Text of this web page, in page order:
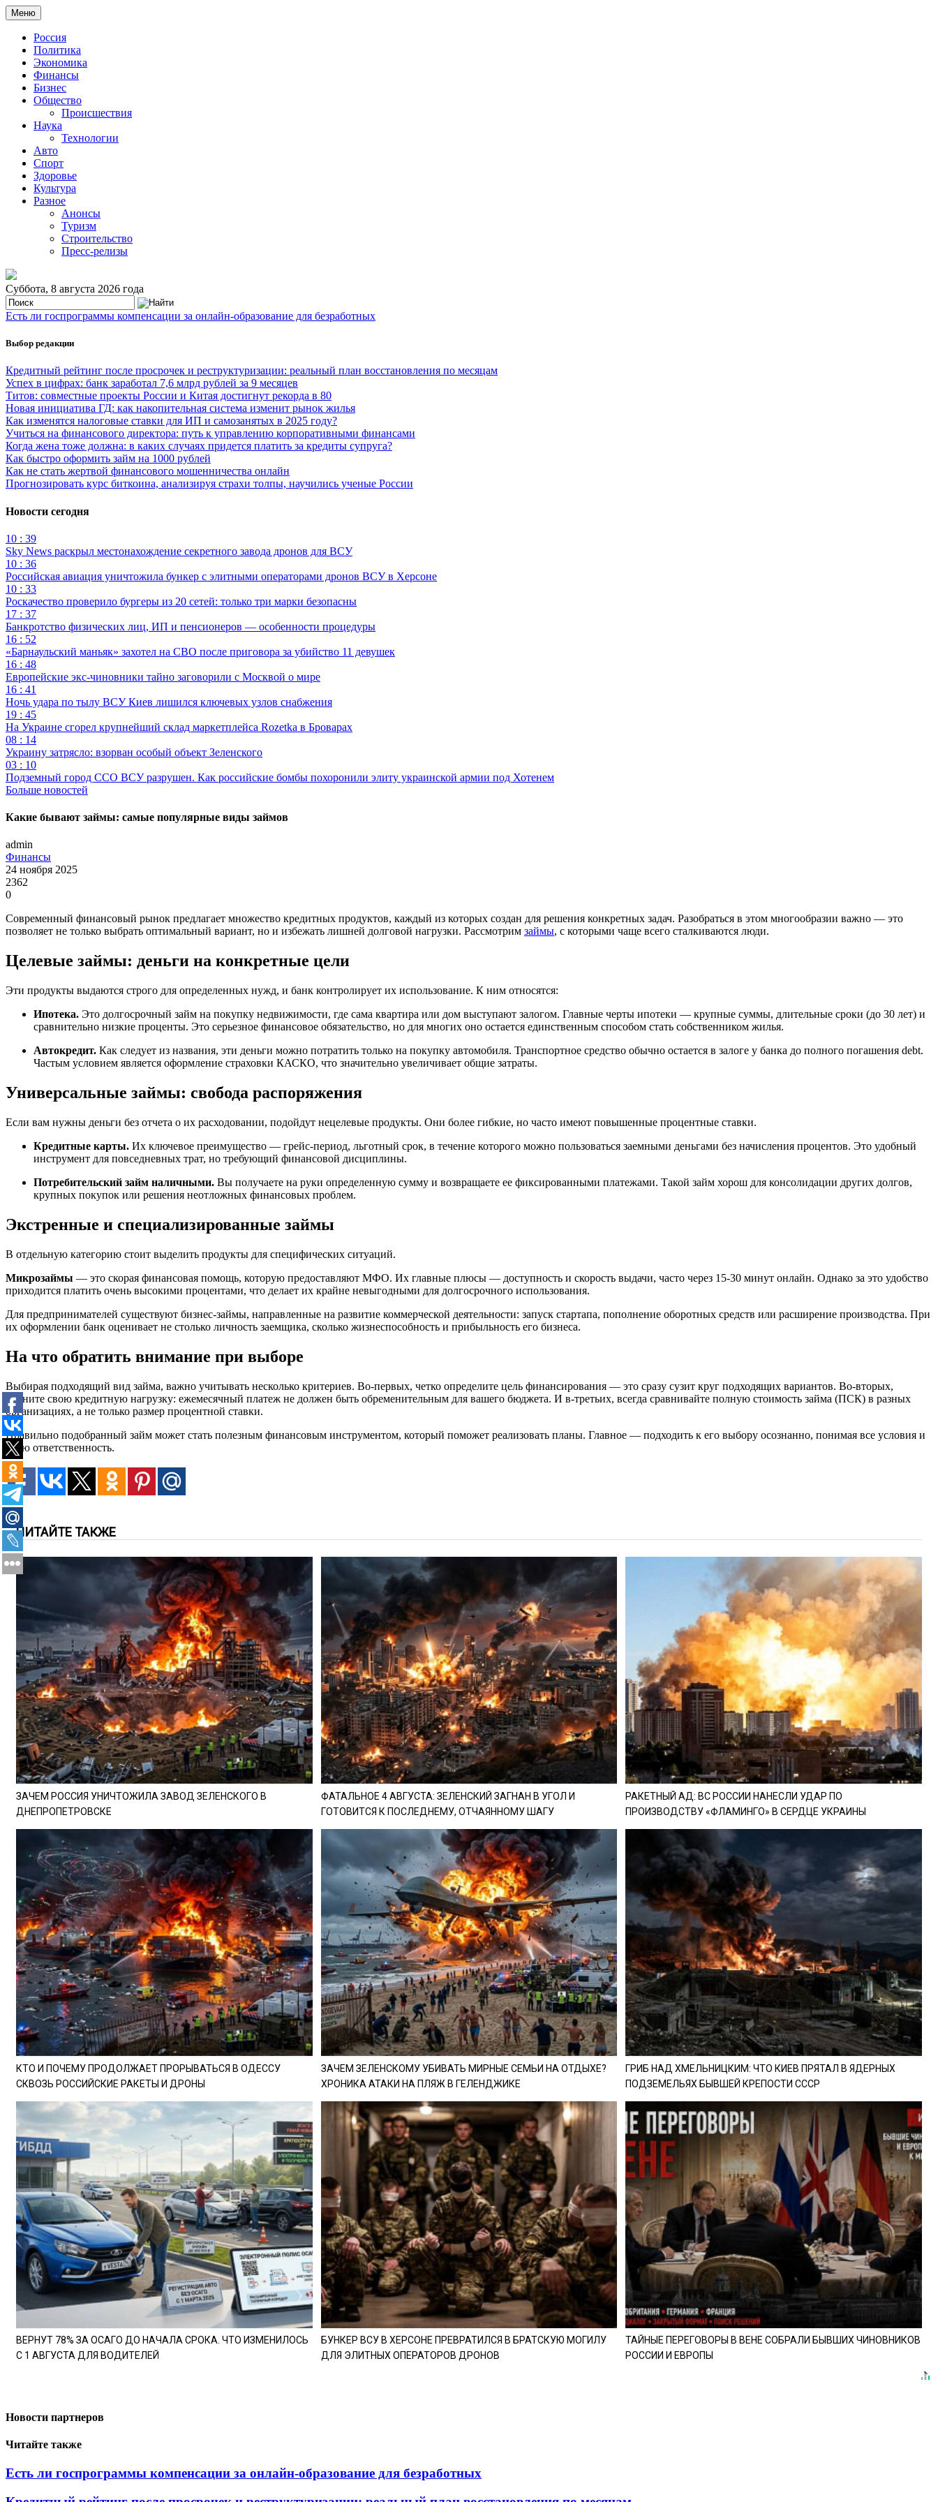
Меню
Россия
Политика
Экономика
Финансы
Бизнес
Общество
Происшествия
Наука
Технологии
Авто
Спорт
Здоровье
Культура
Разное
Анонсы
Туризм
Строительство
Пресс-релизы
Суббота, 8 августа 2026 года
Есть ли госпрограммы компенсации за онлайн-образование для безработных
Выбор редакции
Кредитный рейтинг после просрочек и реструктуризации: реальный план восстановления по месяцам
Успех в цифрах: банк заработал 7,6 млрд рублей за 9 месяцев
Титов: совместные проекты России и Китая достигнут рекорда в 80
Новая инициатива ГД: как накопительная система изменит рынок жилья
Как изменятся налоговые ставки для ИП и самозанятых в 2025 году?
Учиться на финансового директора: путь к управлению корпоративными финансами
Когда жена тоже должна: в каких случаях придется платить за кредиты супруга?
Как быстро оформить займ на 1000 рублей
Как не стать жертвой финансового мошенничества онлайн
Прогнозировать курс биткоина, анализируя страхи толпы, научились ученые России
Новости сегодня
10 : 39
Sky News раскрыл местонахождение секретного завода дронов для ВСУ
10 : 36
Российская авиация уничтожила бункер с элитными операторами дронов ВСУ в Херсоне
10 : 33
Роскачество проверило бургеры из 20 сетей: только три марки безопасны
17 : 37
Банкротство физических лиц, ИП и пенсионеров — особенности процедуры
16 : 52
«Барнаульский маньяк» захотел на СВО после приговора за убийство 11 девушек
16 : 48
Европейские экс-чиновники тайно заговорили с Москвой о мире
16 : 41
Ночь удара по тылу ВСУ Киев лишился ключевых узлов снабжения
19 : 45
На Украине сгорел крупнейший склад маркетплейса Rozetka в Броварах
08 : 14
Украину затрясло: взорван особый объект Зеленского
03 : 10
Подземный город ССО ВСУ разрушен. Как российские бомбы похоронили элиту украинской армии под Хотенем
Больше новостей
Какие бывают займы: самые популярные виды займов
admin
Финансы
24 ноября 2025
2362
0
Современный финансовый рынок предлагает множество кредитных продуктов, каждый из которых создан для решения конкретных задач. Разобраться в этом многообразии важно — это
позволяет не только выбрать оптимальный вариант, но и избежать лишней долговой нагрузки. Рассмотрим займы, с которыми чаще всего сталкиваются люди.
Целевые займы: деньги на конкретные цели
Эти продукты выдаются строго для определенных нужд, и банк контролирует их использование. К ним относятся:
Ипотека. Это долгосрочный займ на покупку недвижимости, где сама квартира или дом выступают залогом. Главные черты ипотеки — крупные суммы, длительные сроки (до 30 лет) и
сравнительно низкие проценты. Это серьезное финансовое обязательство, но для многих оно остается единственным способом стать собственником жилья.
Автокредит. Как следует из названия, эти деньги можно потратить только на покупку автомобиля. Транспортное средство обычно остается в залоге у банка до полного погашения debt.
Частым условием является оформление страховки КАСКО, что значительно увеличивает общие затраты.
Универсальные займы: свобода распоряжения
Если вам нужны деньги без отчета о их расходовании, подойдут нецелевые продукты. Они более гибкие, но часто имеют повышенные процентные ставки.
Кредитные карты. Их ключевое преимущество — грейс-период, льготный срок, в течение которого можно пользоваться заемными деньгами без начисления процентов. Это удобный
инструмент для повседневных трат, но требующий финансовой дисциплины.
Потребительский займ наличными. Вы получаете на руки определенную сумму и возвращаете ее фиксированными платежами. Такой займ хорош для консолидации других долгов,
крупных покупок или решения неотложных финансовых проблем.
Экстренные и специализированные займы
В отдельную категорию стоит выделить продукты для специфических ситуаций.
Микрозаймы — это скорая финансовая помощь, которую предоставляют МФО. Их главные плюсы — доступность и скорость выдачи, часто через 15-30 минут онлайн. Однако за это удобство
приходится платить очень высокими процентами, что делает их крайне невыгодными для долгосрочного использования.
Для предпринимателей существуют бизнес-займы, направленные на развитие коммерческой деятельности: запуск стартапа, пополнение оборотных средств или расширение производства. При
их оформлении банк оценивает не столько личность заемщика, сколько жизнеспособность и прибыльность его бизнеса.
На что обратить внимание при выборе
Выбирая подходящий вид займа, важно учитывать несколько критериев. Во-первых, четко определите цель финансирования — это сразу сузит круг подходящих вариантов. Во-вторых,
оцените свою кредитную нагрузку: ежемесячный платеж не должен быть обременительным для вашего бюджета. И в-третьих, всегда сравнивайте полную стоимость займа (ПСК) в разных
организациях, а не только размер процентной ставки.
Правильно подобранный займ может стать полезным финансовым инструментом, который поможет реализовать планы. Главное — подходить к его выбору осознанно, понимая все условия и
свою ответственность.
ЧИТАЙТЕ ТАКЖЕ
ЗАЧЕМ РОССИЯ УНИЧТОЖИЛА ЗАВОД ЗЕЛЕНСКОГО В
ДНЕПРОПЕТРОВСКЕ
ФАТАЛЬНОЕ 4 АВГУСТА: ЗЕЛЕНСКИЙ ЗАГНАН В УГОЛ И
ГОТОВИТСЯ К ПОСЛЕДНЕМУ, ОТЧАЯННОМУ ШАГУ
РАКЕТНЫЙ АД: ВС РОССИИ НАНЕСЛИ УДАР ПО
ПРОИЗВОДСТВУ «ФЛАМИНГО» В СЕРДЦЕ УКРАИНЫ
КТО И ПОЧЕМУ ПРОДОЛЖАЕТ ПРОРЫВАТЬСЯ В ОДЕССУ
СКВОЗЬ РОССИЙСКИЕ РАКЕТЫ И ДРОНЫ
ЗАЧЕМ ЗЕЛЕНСКОМУ УБИВАТЬ МИРНЫЕ СЕМЬИ НА ОТДЫХЕ?
ХРОНИКА АТАКИ НА ПЛЯЖ В ГЕЛЕНДЖИКЕ
ГРИБ НАД ХМЕЛЬНИЦКИМ: ЧТО КИЕВ ПРЯТАЛ В ЯДЕРНЫХ
ПОДЗЕМЕЛЬЯХ БЫВШЕЙ КРЕПОСТИ СССР
ВЕРНУТ 78% ЗА ОСАГО ДО НАЧАЛА СРОКА. ЧТО ИЗМЕНИЛОСЬ
С 1 АВГУСТА ДЛЯ ВОДИТЕЛЕЙ
БУНКЕР ВСУ В ХЕРСОНЕ ПРЕВРАТИЛСЯ В БРАТСКУЮ МОГИЛУ
ДЛЯ ЭЛИТНЫХ ОПЕРАТОРОВ ДРОНОВ
ТАЙНЫЕ ПЕРЕГОВОРЫ В ВЕНЕ СОБРАЛИ БЫВШИХ ЧИНОВНИКОВ
РОССИИ И ЕВРОПЫ
Новости партнеров
Читайте также
Есть ли госпрограммы компенсации за онлайн-образование для безработных